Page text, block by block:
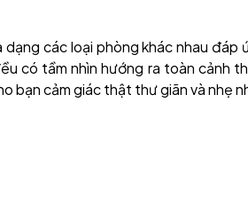
các loại phòng khác nhau đáp
có tầm nhìn hướng ra toàn cảnh
bạn cảm giác thật thư giãn và nhẹ